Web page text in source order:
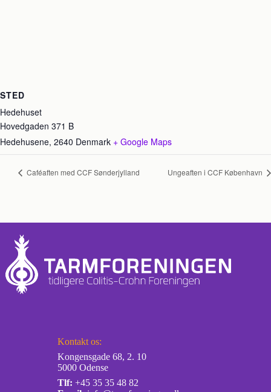
STED
Hedehuset
Hovedgaden 371 B
Hedehusene, 2640 Denmark + Google Maps
Caféaften med CCF Sønderjylland Ungeaften i CCF København
Kontakt os:
Kongensgade 68, 2. 10
5000 Odense
Tlf: +45 35 35 48 82